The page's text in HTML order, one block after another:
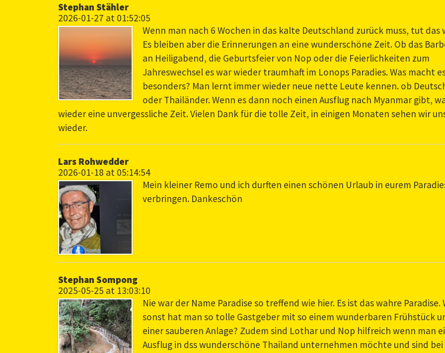
Stephan Stähler
2026-01-27 at 01:52:05
Wenn man nach 6 Wochen in das kalte Deutschland zurück muss, tut das
Es bleiben aber die Erinnerungen an eine wunderschöne Zeit. Ob das
an Heiligabend, die Geburtsfeier von Nop oder die Feierlichkeiten zum
Jahreswechsel es war wieder traumhaft im Lonops Paradies. Was macht
besonders? Man lernt immer wieder neue nette Leute kennen. ob
oder Thailänder. Wenn es dann noch einen Ausflug nach Myanmar gibt,
wieder eine unvergessliche Zeit. Vielen Dank für die tolle Zeit, in einigen Monaten sehen wir
wieder.
Lars Rohwedder
2026-01-18 at 05:14:54
Mein kleiner Remo und ich durften einen schönen Urlaub in eurem
verbringen. Dankeschön
Stephan Sompong
2025-05-25 at 13:03:10
Nie war der Name Paradise so treffend wie hier. Es ist das wahre Paradise.
sonst hat man so tolle Gastgeber mit so einem wunderbaren Frühstück
einer sauberen Anlage? Zudem sind Lothar und Nop hilfreich wenn man
Ausflug in dss wunderschöne Thailand unternehmen möchte und sind